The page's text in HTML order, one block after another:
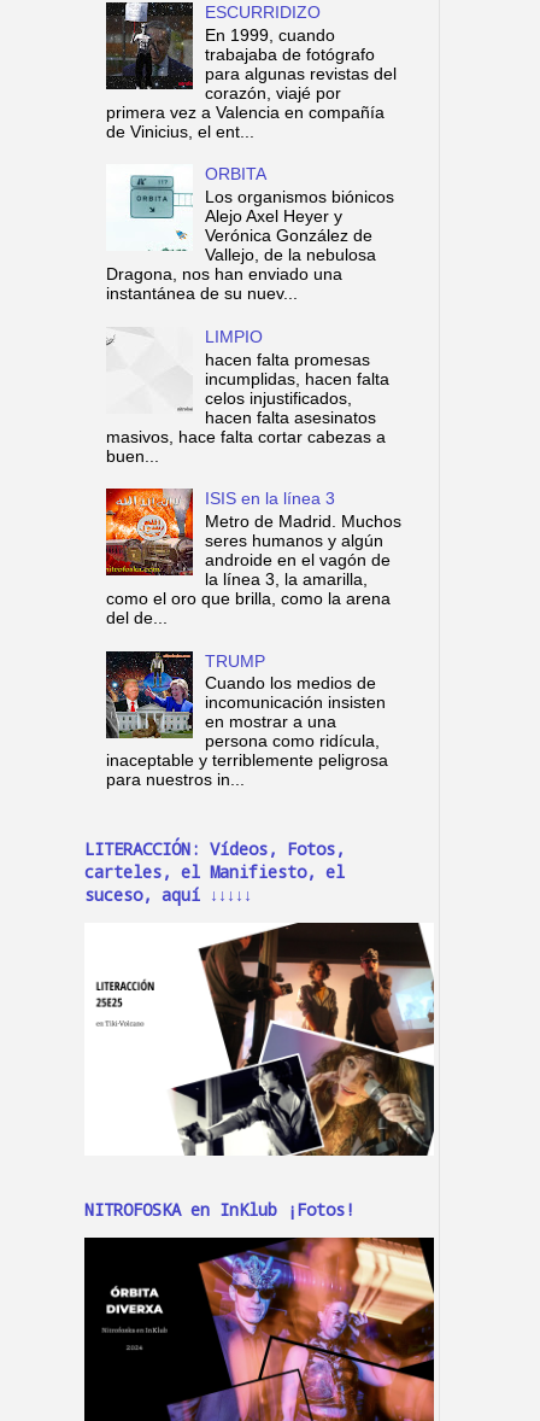
ESCURRIDIZO
En 1999, cuando
trabajaba de fotógrafo
para algunas revistas del
corazón, viajé por
primera vez a Valencia en compañía
de Vinicius, el ent...
ORBITA
Los organismos biónicos
Alejo Axel Heyer y
Verónica González de
Vallejo, de la nebulosa
Dragona, nos han enviado una
instantánea de su nuev...
LIMPIO
hacen falta promesas
incumplidas, hacen falta
celos injustificados,
hacen falta asesinatos
masivos, hace falta cortar cabezas a
buen...
ISIS en la línea 3
Metro de Madrid. Muchos
seres humanos y algún
androide en el vagón de
la línea 3, la amarilla,
como el oro que brilla, como la arena
del de...
TRUMP
Cuando los medios de
incomunicación insisten
en mostrar a una
persona como ridícula,
inaceptable y terriblemente peligrosa
para nuestros in...
LITERACCIÓN: Vídeos, Fotos,
carteles, el Manifiesto, el
suceso, aquí ↓↓↓↓↓
NITROFOSKA en InKlub ¡Fotos!